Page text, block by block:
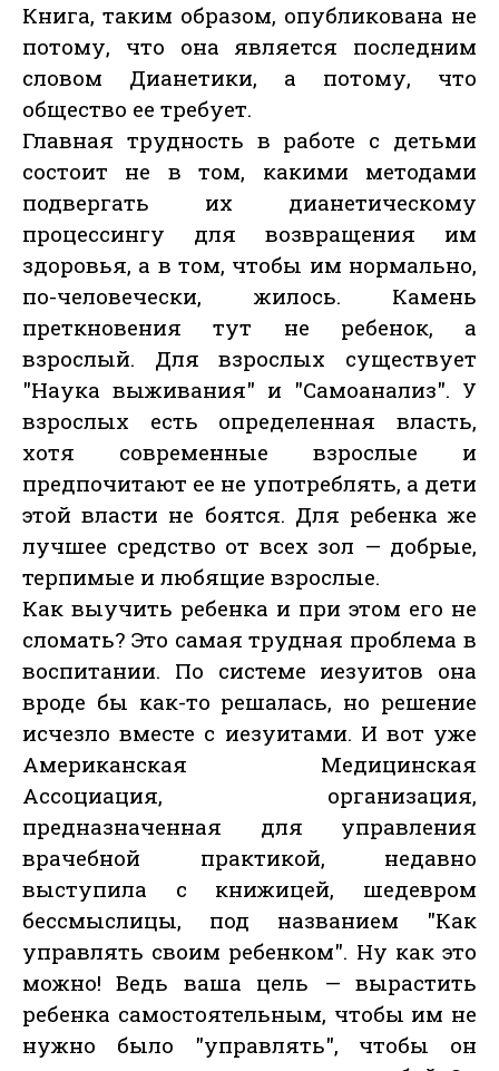
Книга, таким образом, опубликована не
потому, что она является последним
словом Дианетики, а потому, что
общество ее требует.
Главная трудность в работе с детьми
состоит не в том, какими методами
подвергать их дианетическому
процессингу для возвращения им
здоровья, а в том, чтобы им нормально,
по-человечески, жилось. Камень
преткновения тут не ребенок, а
взрослый. Для взрослых существует
"Наука выживания" и "Самоанализ". У
взрослых есть определенная власть,
хотя современные взрослые и
предпочитают ее не употреблять, а дети
этой власти не боятся. Для ребенка же
лучшее средство от всех зол — добрые,
терпимые и любящие взрослые.
Как выучить ребенка и при этом его не
сломать? Это самая трудная проблема в
воспитании. По системе иезуитов она
вроде бы как-то решалась, но решение
исчезло вместе с иезуитами. И вот уже
Американская Медицинская
Ассоциация, организация,
предназначенная для управления
врачебной практикой, недавно
выступила с книжицей, шедевром
бессмыслицы, под названием "Как
управлять своим ребенком". Ну как это
можно! Ведь ваша цель — вырастить
ребенка самостоятельным, чтобы им не
нужно было "управлять", чтобы он